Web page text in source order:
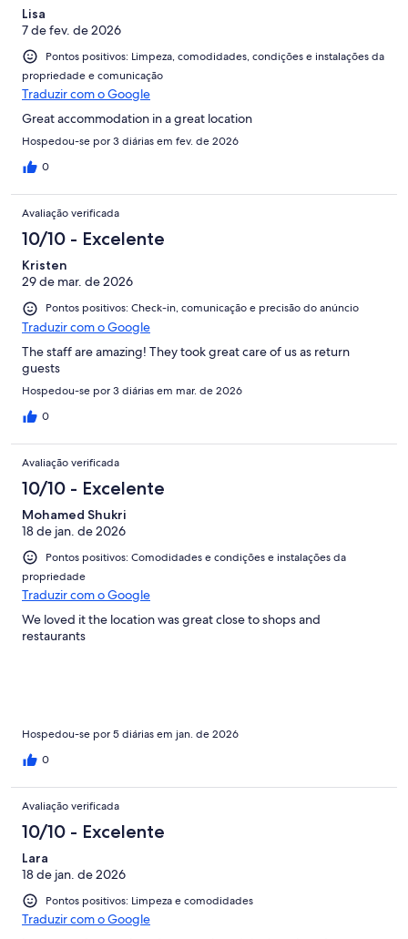
Lisa
7 de fev. de 2026
Pontos positivos: Limpeza, comodidades, condições e instalações da
propriedade e comunicação
Traduzir com o Google
Great accommodation in a great location
Hospedou-se por 3 diárias em fev. de 2026
0
Avaliação verificada
10/10 - Excelente
Kristen
29 de mar. de 2026
Pontos positivos: Check-in, comunicação e precisão do anúncio
Traduzir com o Google
The staff are amazing! They took great care of us as return
guests
Hospedou-se por 3 diárias em mar. de 2026
0
Avaliação verificada
10/10 - Excelente
Mohamed Shukri
18 de jan. de 2026
Pontos positivos: Comodidades e condições e instalações da
propriedade
Traduzir com o Google
We loved it the location was great close to shops and
restaurants
Hospedou-se por 5 diárias em jan. de 2026
0
Avaliação verificada
10/10 - Excelente
Lara
18 de jan. de 2026
Pontos positivos: Limpeza e comodidades
Traduzir com o Google